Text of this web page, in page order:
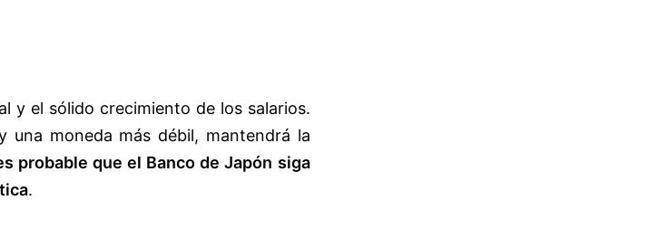
y el sólido crecimiento de los salarios.
una moneda más débil, mantendrá la
probable que el Banco de Japón siga
.